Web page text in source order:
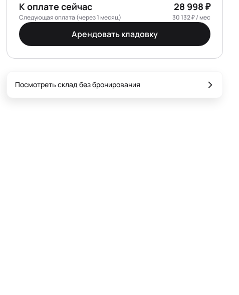
К оплате сейчас 28 998 ₽
Следующая оплата (через 1 месяц) 30 132 ₽ / мес
Арендовать кладовку
Посмотреть склад без бронирования